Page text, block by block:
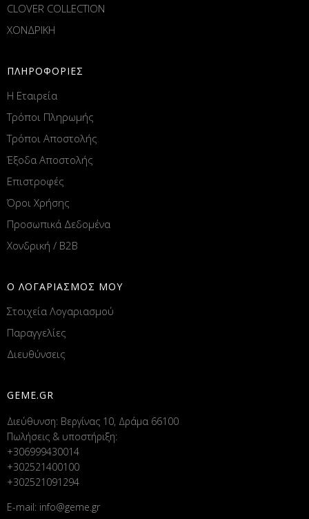
CLOVER COLLECTION
ΧΟΝΔΡΙΚΗ
ΠΛΗΡΟΦΟΡΙΕΣ
Η Εταιρεία
Τρόποι Πληρωμής
Τρόποι Αποστολής
Έξοδα Αποστολής
Επιστροφές
Όροι Χρήσης
Προσωπικά Δεδομένα
Χονδρική / B2B
Ο ΛΟΓΑΡΙΑΣΜΟΣ ΜΟΥ
Στοιχεία Λογαριασμού
Παραγγελίες
Διευθύνσεις
GEME.GR
Διεύθυνση: Βεργίνας 10, Δράμα 66100
Πωλήσεις & υποστήριξη:
+306999430014
+302521400100
+302521091294
E-mail: info@geme.gr